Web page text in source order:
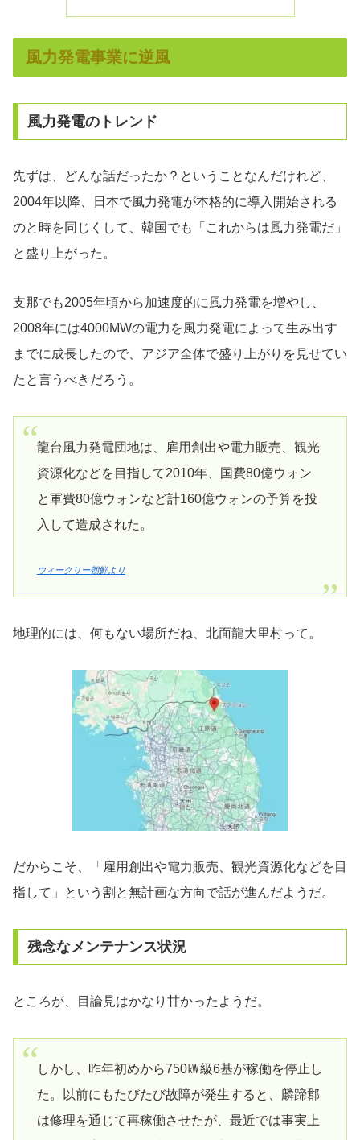
風力発電事業に逆風
風力発電のトレンド
先ずは、どんな話だったか？ということなんだけれど、
2004年以降、日本で風力発電が本格的に導入開始される
のと時を同じくして、韓国でも「これからは風力発電だ」
と盛り上がった。
支那でも2005年頃から加速度的に風力発電を増やし、
2008年には4000MWの電力を風力発電によって生み出す
までに成長したので、アジア全体で盛り上がりを見せてい
たと言うべきだろう。
龍台風力発電団地は、雇用創出や電力販売、観光
資源化などを目指して2010年、国費80億ウォン
と軍費80億ウォンなど計160億ウォンの予算を投
入して造成された。
ウィークリー朝鮮より
地理的には、何もない場所だね、北面龍大里村って。
だからこそ、「雇用創出や電力販売、観光資源化などを目
指して」という割と無計画な方向で話が進んだようだ。
残念なメンテナンス状況
ところが、目論見はかなり甘かったようだ。
しかし、昨年初めから750㎾級6基が稼働を停止し
た。以前にもたびたび故障が発生すると、麟蹄郡
は修理を通じて再稼働させたが、最近では事実上